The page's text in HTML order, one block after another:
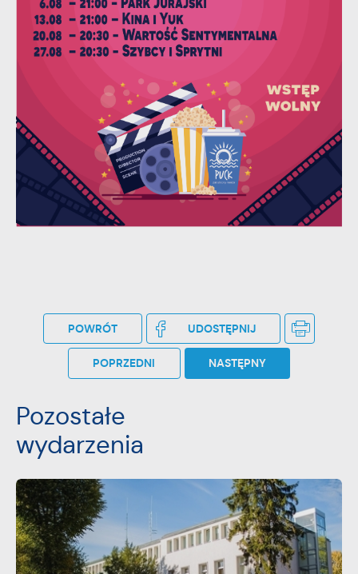
POWRÓT UDOSTĘPNIJ
POPRZEDNI NASTĘPNY
Pozostałe
wydarzenia
stronach podmiotów trzecich lub firm będących naszymi
partnerami oraz innych dostawców usług. Firmy te działają w
charakterze pośredników prezentujących nasze treści w
postaci wiadomości, ofert, komunikatów mediów